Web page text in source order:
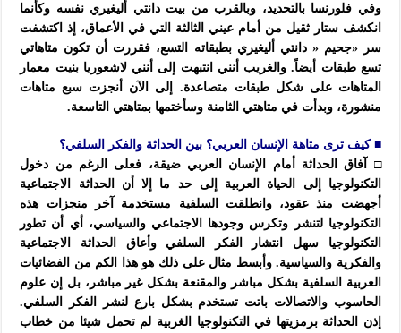
وفي فلورنسا بالتحديد، وبالقرب من بيت دانتي أليغيري نفسه وكأنما
انكشف ستار ثقيل من أمام عيني الثالثة التي في الأعماق، إذ اكتشفت
سر «جحيم « دانتي أليغيري بطبقاته التسع، فقررت أن تكون متاهاتي
تسع طبقات أيضاً. والغريب أنني انتبهت إلى أنني لاشعوريا بنيت معمار
المتاهات على شكل طبقات متصاعدة. إلى الآن أنجزت سبع متاهات
منشورة، وبدأت في متاهتي الثامنة وسأختمها بمتاهتي التاسعة.
■ كيف ترى متاهة الإنسان العربي؟ بين الحداثة والفكر السلفي؟
□ آفاق الحداثة أمام الإنسان العربي ضيقة، فعلى الرغم من دخول
التكنولوجيا إلى الحياة العربية إلى حد ما إلا أن الحداثة الاجتماعية
أجهضت منذ عقود، وانطلقت السلفية مستخدمة آخر منجزات هذه
التكنولوجيا لتنشر وتكرس وجودها الاجتماعي والسياسي، أي أن تطور
التكنولوجيا سهل انتشار الفكر السلفي وأعاق الحداثة الاجتماعية
والفكرية والسياسية. وأبسط مثال على ذلك هو هذا الكم من الفضائيات
العربية السلفية بشكل مباشر والمقنعة بشكل غير مباشر، بل إن علوم
الحاسوب والاتصالات باتت تستخدم بشكل بارع لنشر الفكر السلفي.
إذن الحداثة برمزيتها في التكنولوجيا الغربية لم تحمل شيئا من خطاب